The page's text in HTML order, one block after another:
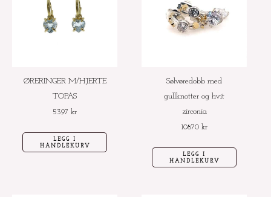
ØRERINGER M/HJERTE
TOPAS
5397 kr
LEGG I
HANDLEKURV
Sølvøredobb med
gullknotter og hvit
zirconia
10870 kr
LEGG I
HANDLEKURV